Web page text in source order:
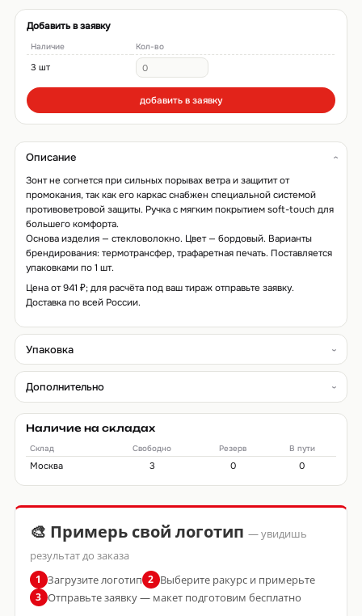
Добавить в заявку
Наличие Кол-во
3 шт
добавить в заявку
Описание
Зонт не согнется при сильных порывах ветра и защитит от
промокания, так как его каркас снабжен специальной системой
противоветровой защиты. Ручка с мягким покрытием soft-touch для
большего комфорта.
Основа изделия — стекловолокно. Цвет — бордовый. Варианты
брендирования: термотрансфер, трафаретная печать. Поставляется
упаковками по 1 шт.
Цена от 941 ₽; для расчёта под ваш тираж отправьте заявку.
Доставка по всей России.
Упаковка
Дополнительно
Наличие на складах
Склад Свободно Резерв В пути
Москва 3 0 0
🎨 Примерь свой логотип — увидишь
результат до заказа
1 Загрузите логотип 2 Выберите ракурс и примерьте
3 Отправьте заявку — макет подготовим бесплатно